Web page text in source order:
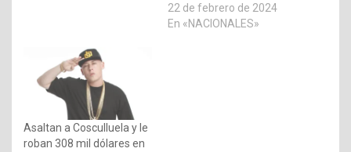
22 de febrero de 2024
En «NACIONALES»
Asaltan a Cosculluela y le
roban 308 mil dólares en